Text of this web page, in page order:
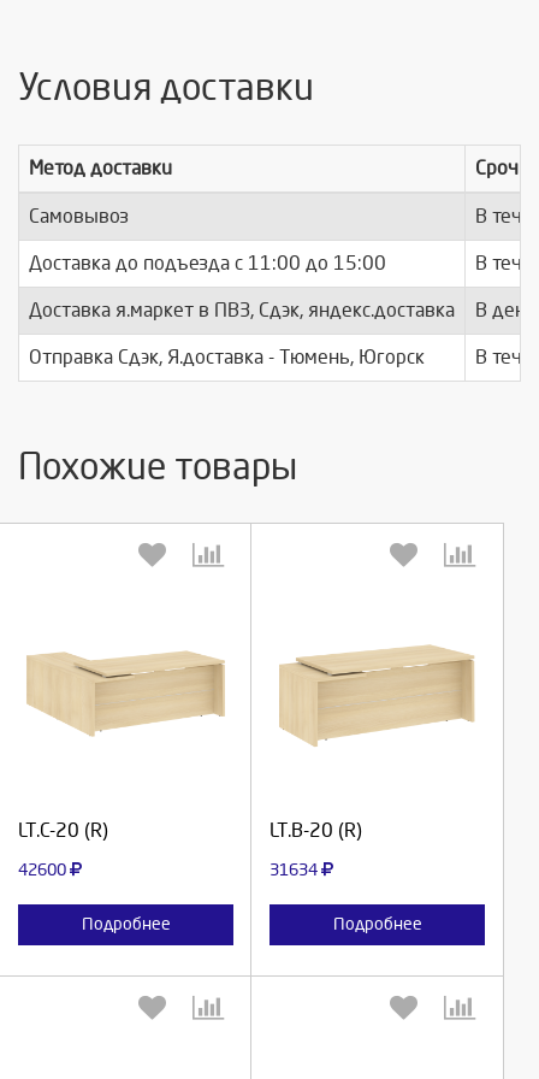
Условия доставки
Метод доставки
Самовывоз В
Доставка до подъезда c 11:00 до 15:00 В
Доставка я.маркет в ПВЗ, Сдэк, яндекс.доставка В день
Отправка Сдэк, Я.доставка - Тюмень, Югорск В
Похожие товары
LT.C-20 (R)
42600
Подробнее
Выберите количество:
LT.В-20 (R)
31634
Подробнее
Выберите количество: